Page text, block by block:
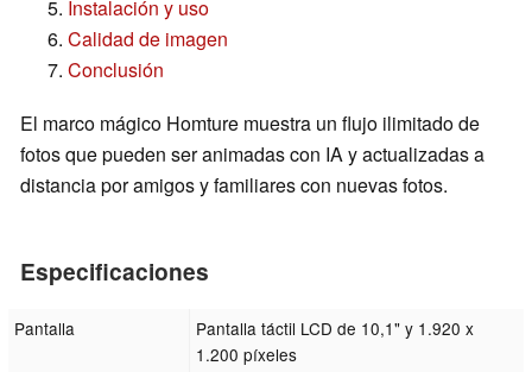
Instalación y uso
Calidad de imagen
Conclusión
El marco mágico Homture muestra un flujo ilimitado de
fotos que pueden ser animadas con IA y actualizadas a
distancia por amigos y familiares con nuevas fotos.
Especificaciones
Pantalla
Pantalla táctil LCD de 10,1" y 1.920 x
1.200 píxeles